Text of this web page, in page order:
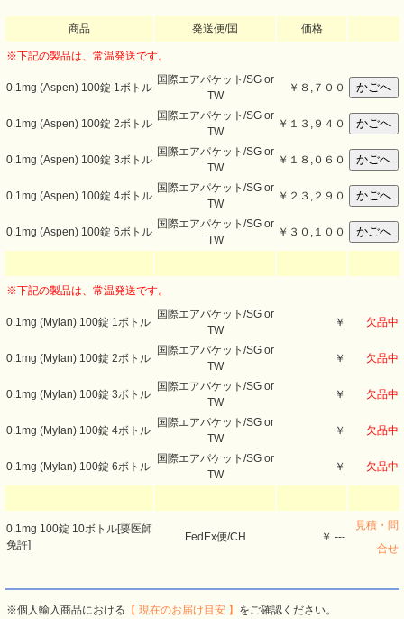
商品 発送便/国 価格
※下記の製品は、常温発送です。
0.1mg (Aspen) 100錠 1ボトル
国際エアパケット/SG or
TW
￥ ８,７００
0.1mg (Aspen) 100錠 2ボトル
国際エアパケット/SG or
TW
￥ １３,９４０
0.1mg (Aspen) 100錠 3ボトル
国際エアパケット/SG or
TW
￥ １８,０６０
0.1mg (Aspen) 100錠 4ボトル
国際エアパケット/SG or
TW
￥ ２３,２９０
0.1mg (Aspen) 100錠 6ボトル
国際エアパケット/SG or
TW
￥ ３０,１００
※下記の製品は、常温発送です。
0.1mg (Mylan) 100錠 1ボトル
国際エアパケット/SG or
TW
￥ 欠品中
0.1mg (Mylan) 100錠 2ボトル
国際エアパケット/SG or
TW
￥ 欠品中
0.1mg (Mylan) 100錠 3ボトル
国際エアパケット/SG or
TW
￥ 欠品中
0.1mg (Mylan) 100錠 4ボトル
国際エアパケット/SG or
TW
￥ 欠品中
0.1mg (Mylan) 100錠 6ボトル
国際エアパケット/SG or
TW
￥ 欠品中
0.1mg 100錠 10ボトル[要医師
免許]
FedEx便/CH ￥ ---
見積・問
合せ
※個人輸入商品における 【 現在のお届け目安 】 をご確認ください。